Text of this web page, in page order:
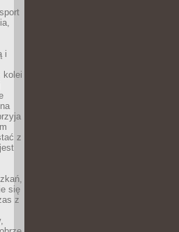
i
kolei
z
się
z